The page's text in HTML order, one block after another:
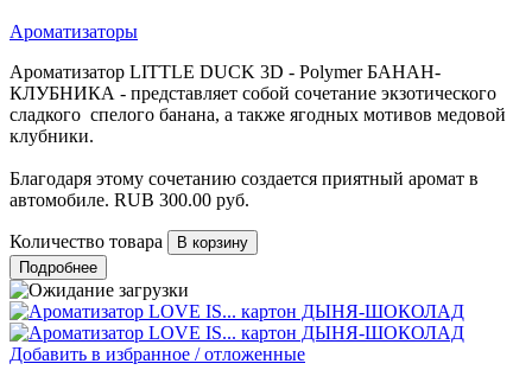
Ароматизаторы
Ароматизатор LITTLE DUCK 3D - Polymer БАНАН-
КЛУБНИКА - представляет собой сочетание экзотического
сладкого спелого банана, а также ягодных мотивов медовой
клубники.
Благодаря этому сочетанию создается приятный аромат в
автомобиле. RUB 300.00 руб.
Количество товара
Подробнее
Добавить в избранное / отложенные